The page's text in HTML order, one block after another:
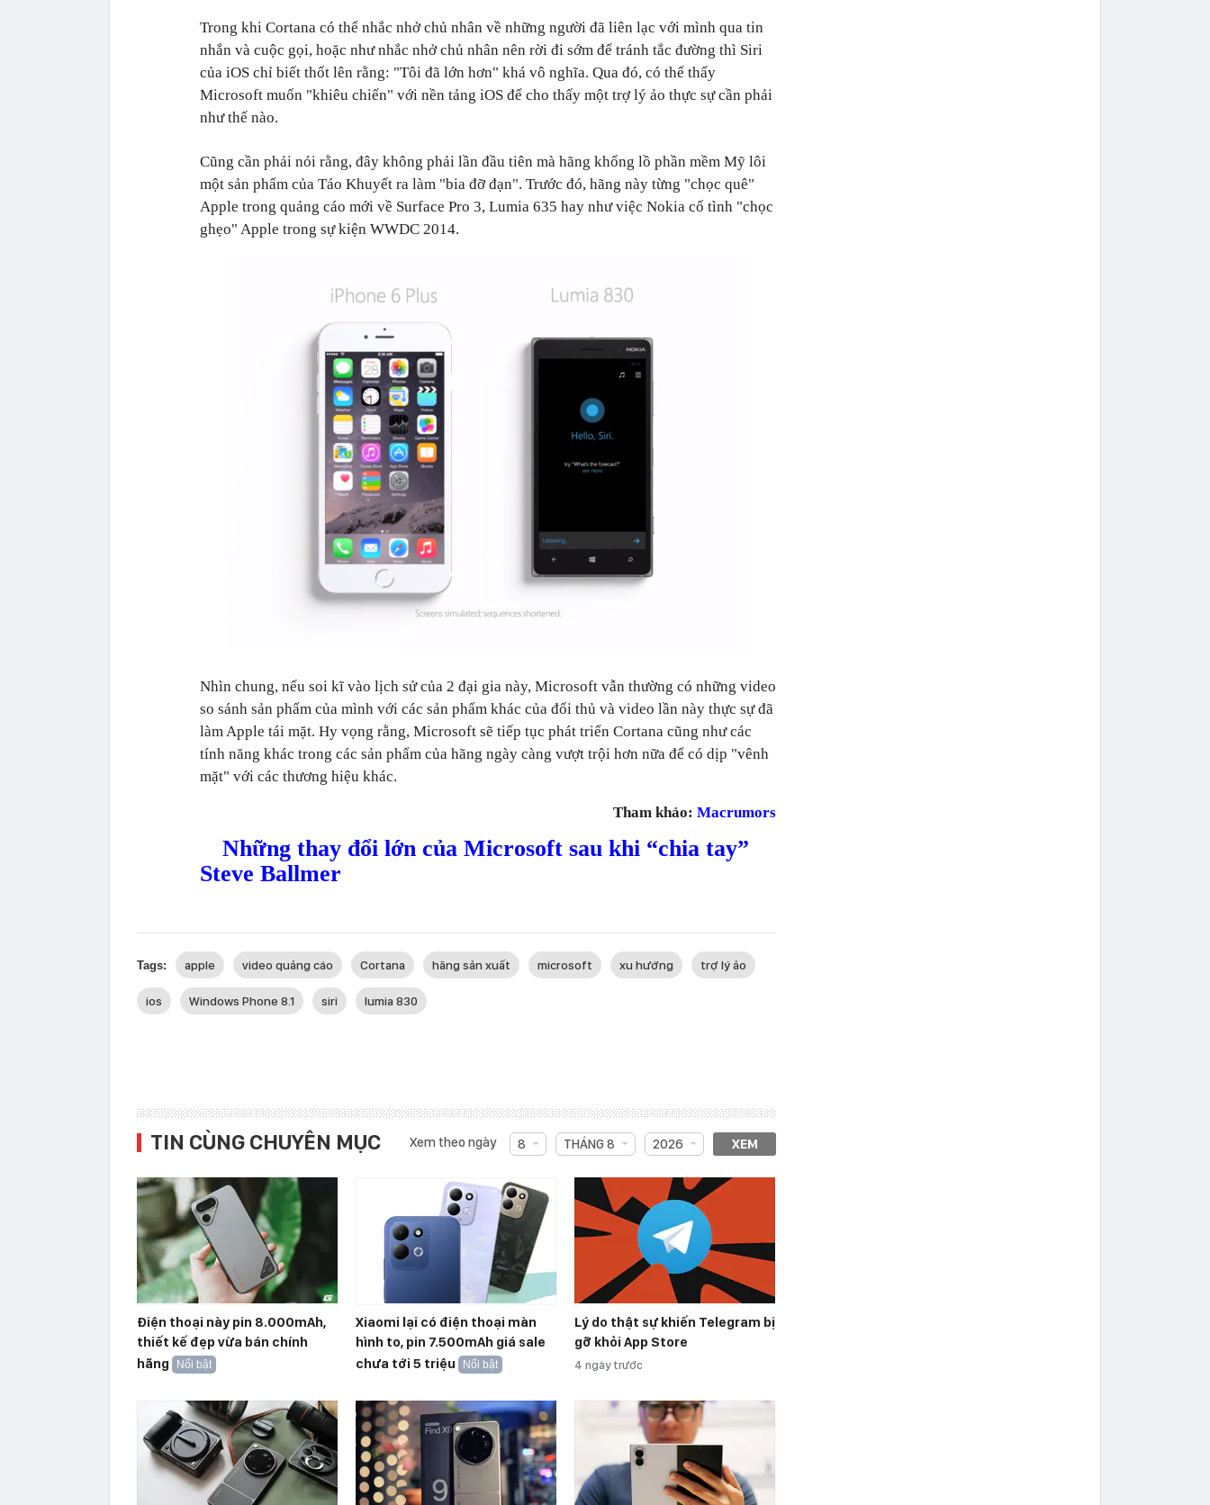
Trong khi Cortana có thể nhắc nhở chủ nhân về những người đã liên lạc với mình qua tin
nhắn và cuộc gọi, hoặc như nhắc nhở chủ nhân nên rời đi sớm để tránh tắc đường thì Siri
của iOS chỉ biết thốt lên rằng: "Tôi đã lớn hơn" khá vô nghĩa. Qua đó, có thể thấy
Microsoft muốn "khiêu chiến" với nền tảng iOS để cho thấy một trợ lý ảo thực sự cần phải
như thế nào.
Cũng cần phải nói rằng, đây không phải lần đầu tiên mà hãng khổng lồ phần mềm Mỹ lôi
một sản phẩm của Táo Khuyết ra làm "bia đỡ đạn". Trước đó, hãng này từng "chọc quê"
Apple trong quảng cáo mới về Surface Pro 3, Lumia 635 hay như việc Nokia cố tình "chọc
ghẹo" Apple trong sự kiện WWDC 2014.
Nhìn chung, nếu soi kĩ vào lịch sử của 2 đại gia này, Microsoft vẫn thường có những video
so sánh sản phẩm của mình với các sản phẩm khác của đối thủ và video lần này thực sự đã
làm Apple tái mặt. Hy vọng rằng, Microsoft sẽ tiếp tục phát triển Cortana cũng như các
tính năng khác trong các sản phẩm của hãng ngày càng vượt trội hơn nữa để có dịp "vênh
mặt" với các thương hiệu khác.
Tham khảo: Macrumors
Những thay đổi lớn của Microsoft sau khi “chia tay”
Steve Ballmer
Tags: apple video quảng cáo Cortana hãng sản xuất microsoft xu hướng trợ lý ảo
ios Windows Phone 8.1 siri lumia 830
TIN CÙNG CHUYÊN MỤC Xem theo ngày 8 THÁNG 8 2026 XEM
Điện thoại này pin 8.000mAh,
thiết kế đẹp vừa bán chính
hãng
Nổi bật
Xiaomi lại có điện thoại màn
hình to, pin 7.500mAh giá sale
chưa tới 5 triệu
Nổi bật
Lý do thật sự khiến Telegram bị
gỡ khỏi App Store
4 ngày trước